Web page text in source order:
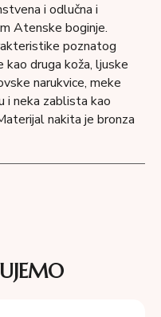
i odlučna i
Atenske boginje.
poznatog
druga koža, ljuske
narukvice, meke
i neka zablista kao
nakita je bronza